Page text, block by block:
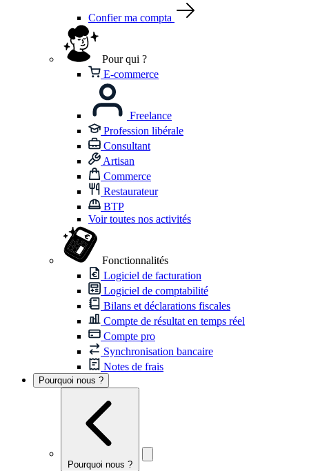
Confier ma compta
Pour qui ?
E-commerce
Freelance
Profession libérale
Consultant
Artisan
Commerce
Restaurateur
BTP
Voir toutes nos activités
Fonctionnalités
Logiciel de facturation
Logiciel de comptabilité
Bilans et déclarations fiscales
Compte de résultat en temps réel
Compte pro
Synchronisation bancaire
Notes de frais
Pourquoi nous ?
Pourquoi nous ?